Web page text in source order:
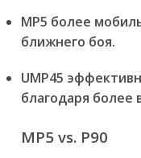
MP5 более
ближнего боя.
UMP45
благодаря более
MP5 vs. P90